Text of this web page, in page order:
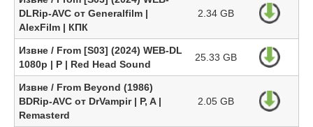
DLRip-AVC от Generalfilm |
AlexFilm | КПК
2.34 GB
Извне / From [S03] (2024) WEB-DL
1080p | P | Red Head Sound
25.33 GB
Извне / From Beyond (1986)
BDRip-AVC от DrVampir | P, A |
Remasterd
2.05 GB